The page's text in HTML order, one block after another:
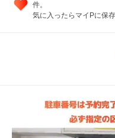
件。
気に入ったらマイPに保